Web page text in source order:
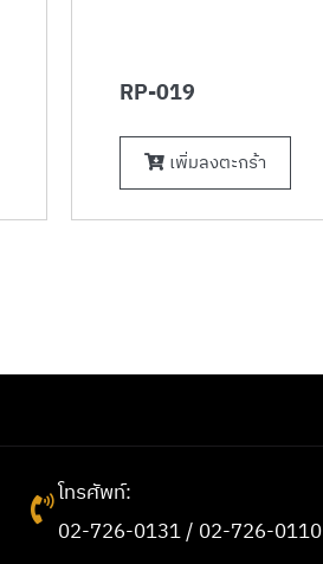
RP-019
เพิ่มลงตะกร้า
โทรศัพท์:
02-726-0131 / 02-726-0110